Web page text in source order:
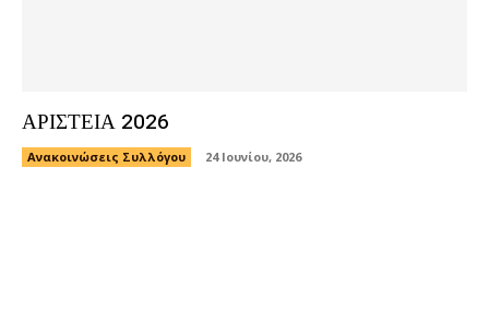
ΑΡΙΣΤΕΙΑ 2026
Ανακοινώσεις Συλλόγου 24 Ιουνίου, 2026